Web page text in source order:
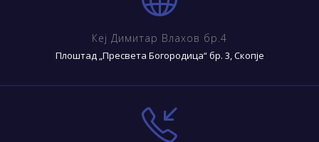
Кеј Димитар Влахов бр.4
Плоштад „Пресвета Богородица“ бр. 3, Скопје